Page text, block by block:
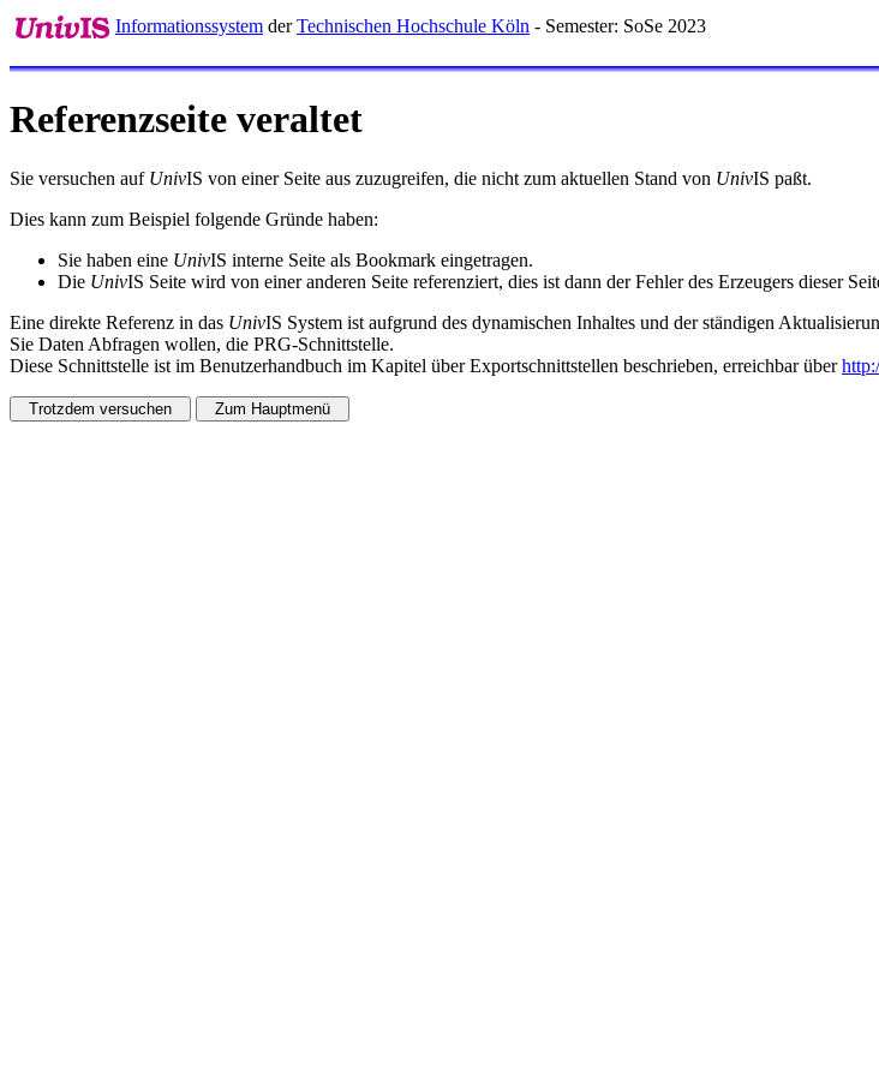
Informationssystem derTechnischen Hochschule Köln - Semester: SoSe 2023
Referenzseite veraltet
Sie versuchen auf UnivIS von einer Seite aus zuzugreifen, die nicht zum aktuellen Stand von UnivIS paßt.
Dies kann zum Beispiel folgende Gründe haben:
Sie haben eine UnivIS interne Seite als Bookmark eingetragen.
Die UnivIS Seite wird von einer anderen Seite referenziert, dies ist dann der Fehler des Erzeugers dieser
Eine direkte Referenz in das UnivIS System ist aufgrund des dynamischen Inhaltes und der ständigen
Sie Daten Abfragen wollen, die PRG-Schnittstelle.
Diese Schnittstelle ist im Benutzerhandbuch im Kapitel über Exportschnittstellen beschrieben, erreichbar über